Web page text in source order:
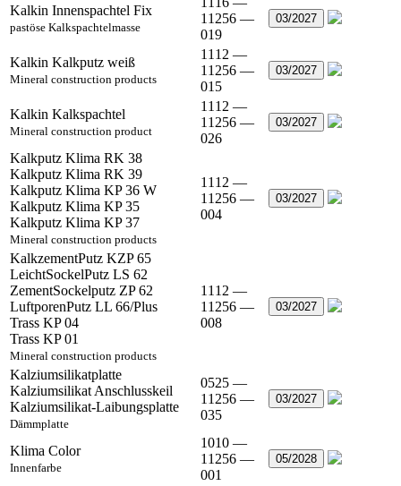
Kalkin Innenspachtel Fix
pastöse Kalkspachtelmasse
11256 —
019
03/2027
Kalkin Kalkputz weiß
Mineral construction products
1112 —
11256 —
015
03/2027
Kalkin Kalkspachtel
Mineral construction product
1112 —
11256 —
026
03/2027
Kalkputz Klima RK 38
Kalkputz Klima RK 39
Kalkputz Klima KP 36 W
Kalkputz Klima KP 35
Kalkputz Klima KP 37
Mineral construction products
1112 —
11256 —
004
03/2027
KalkzementPutz KZP 65
LeichtSockelPutz LS 62
ZementSockelputz ZP 62
LuftporenPutz LL 66/Plus
Trass KP 04
Trass KP 01
Mineral construction products
1112 —
11256 —
008
03/2027
Kalziumsilikatplatte
Kalziumsilikat Anschlusskeil
Kalziumsilikat-Laibungsplatte
Dämmplatte
0525 —
11256 —
035
03/2027
Klima Color
Innenfarbe
1010 —
11256 —
001
05/2028